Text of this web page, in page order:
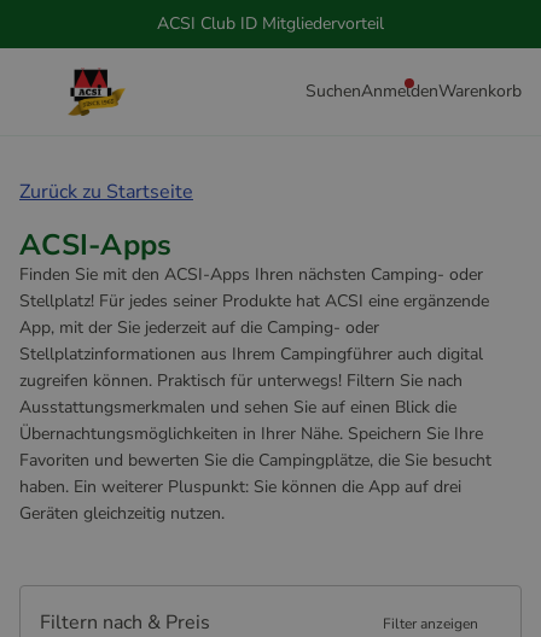
ACSI Club ID Mitgliedervorteil
SuchenAnmeldenWarenkorb
Zurück zu Startseite
ACSI-Apps
Finden Sie mit den ACSI-Apps Ihren nächsten Camping- oder
Stellplatz! Für jedes seiner Produkte hat ACSI eine ergänzende
App, mit der Sie jederzeit auf die Camping- oder
Stellplatzinformationen aus Ihrem Campingführer auch digital
zugreifen können. Praktisch für unterwegs! Filtern Sie nach
Ausstattungsmerkmalen und sehen Sie auf einen Blick die
Übernachtungsmöglichkeiten in Ihrer Nähe. Speichern Sie Ihre
Favoriten und bewerten Sie die Campingplätze, die Sie besucht
haben. Ein weiterer Pluspunkt: Sie können die App auf drei
Geräten gleichzeitig nutzen.
Filtern nach & Preis Filter anzeigen